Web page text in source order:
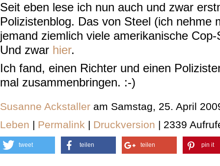
Seit eben lese ich nun auch und zwar
Polizistenblog. Das von Steel (ich nehme
jemand ziemlich viele amerikanische
Und zwar hier.
Ich fand, einen Richter und einen
mal zusammenbringen. :-)
Susanne Ackstaller am Samstag, 25. April
Leben | Permalink | Druckversion | 2339
tweet teilen teilen pin it